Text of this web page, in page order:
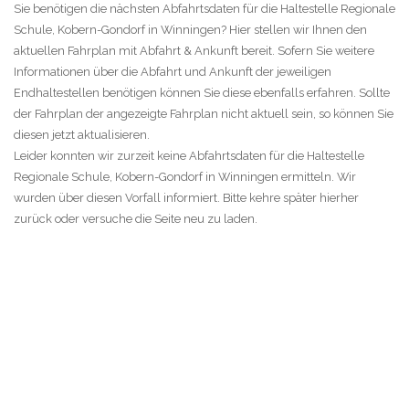
Sie benötigen die nächsten Abfahrtsdaten für die Haltestelle Regionale
Schule, Kobern-Gondorf in Winningen? Hier stellen wir Ihnen den
aktuellen Fahrplan mit Abfahrt & Ankunft bereit. Sofern Sie weitere
Informationen über die Abfahrt und Ankunft der jeweiligen
Endhaltestellen benötigen können Sie diese ebenfalls erfahren. Sollte
der Fahrplan der angezeigte Fahrplan nicht aktuell sein, so können Sie
diesen jetzt aktualisieren.
Leider konnten wir zurzeit keine Abfahrtsdaten für die Haltestelle
Regionale Schule, Kobern-Gondorf in Winningen ermitteln. Wir
wurden über diesen Vorfall informiert. Bitte kehre später hierher
zurück oder versuche die Seite neu zu laden.